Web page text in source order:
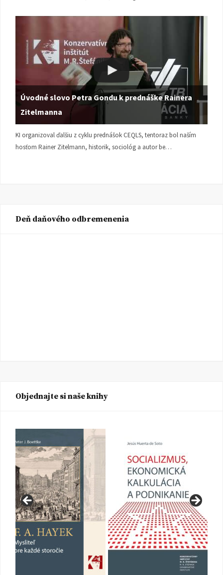
Úvodné slovo Petra Gondu k prednáške Rainera
Zitelmanna
KI organizoval ďalšiu z cyklu prednášok CEQLS, tentoraz bol naším
hosťom Rainer Zitelmann, historik, sociológ a autor be…
Deň daňového odbremenenia
Objednajte si naše knihy